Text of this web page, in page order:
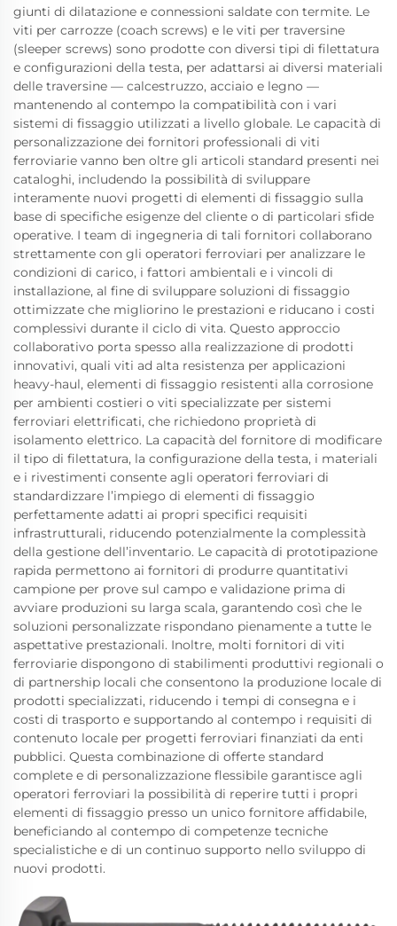
giunti di dilatazione e connessioni saldate con termite. Le
viti per carrozze (coach screws) e le viti per traversine
(sleeper screws) sono prodotte con diversi tipi di filettatura
e configurazioni della testa, per adattarsi ai diversi materiali
delle traversine — calcestruzzo, acciaio e legno —
mantenendo al contempo la compatibilità con i vari
sistemi di fissaggio utilizzati a livello globale. Le capacità di
personalizzazione dei fornitori professionali di viti
ferroviarie vanno ben oltre gli articoli standard presenti nei
cataloghi, includendo la possibilità di sviluppare
interamente nuovi progetti di elementi di fissaggio sulla
base di specifiche esigenze del cliente o di particolari sfide
operative. I team di ingegneria di tali fornitori collaborano
strettamente con gli operatori ferroviari per analizzare le
condizioni di carico, i fattori ambientali e i vincoli di
installazione, al fine di sviluppare soluzioni di fissaggio
ottimizzate che migliorino le prestazioni e riducano i costi
complessivi durante il ciclo di vita. Questo approccio
collaborativo porta spesso alla realizzazione di prodotti
innovativi, quali viti ad alta resistenza per applicazioni
heavy-haul, elementi di fissaggio resistenti alla corrosione
per ambienti costieri o viti specializzate per sistemi
ferroviari elettrificati, che richiedono proprietà di
isolamento elettrico. La capacità del fornitore di modificare
il tipo di filettatura, la configurazione della testa, i materiali
e i rivestimenti consente agli operatori ferroviari di
standardizzare l’impiego di elementi di fissaggio
perfettamente adatti ai propri specifici requisiti
infrastrutturali, riducendo potenzialmente la complessità
della gestione dell’inventario. Le capacità di prototipazione
rapida permettono ai fornitori di produrre quantitativi
campione per prove sul campo e validazione prima di
avviare produzioni su larga scala, garantendo così che le
soluzioni personalizzate rispondano pienamente a tutte le
aspettative prestazionali. Inoltre, molti fornitori di viti
ferroviarie dispongono di stabilimenti produttivi regionali o
di partnership locali che consentono la produzione locale di
prodotti specializzati, riducendo i tempi di consegna e i
costi di trasporto e supportando al contempo i requisiti di
contenuto locale per progetti ferroviari finanziati da enti
pubblici. Questa combinazione di offerte standard
complete e di personalizzazione flessibile garantisce agli
operatori ferroviari la possibilità di reperire tutti i propri
elementi di fissaggio presso un unico fornitore affidabile,
beneficiando al contempo di competenze tecniche
specialistiche e di un continuo supporto nello sviluppo di
nuovi prodotti.